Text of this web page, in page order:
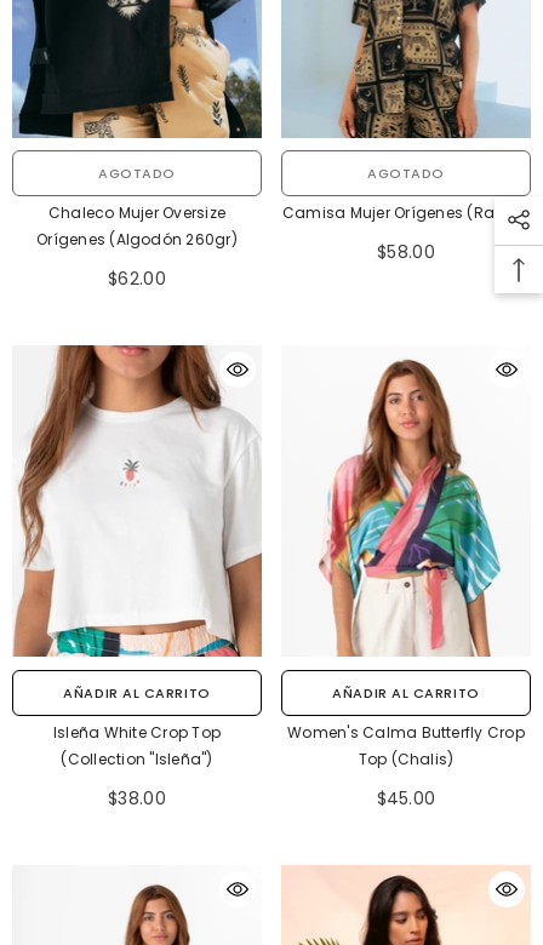
AGOTADO
Chaleco Mujer Oversize
Orígenes (Algodón 260gr)
$62.00
AGOTADO
Camisa Mujer Orígenes (Rayón)
$58.00
AÑADIR AL CARRITO
Isleña White Crop Top
(Collection "Isleña")
$38.00
AÑADIR AL CARRITO
Women's Calma Butterfly Crop
Top (Chalis)
$45.00